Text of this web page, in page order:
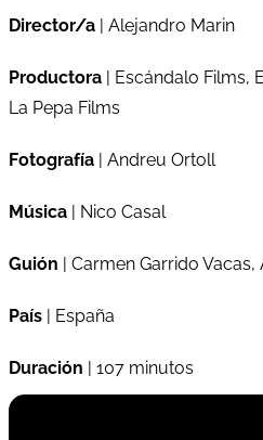
Director/a | Alejandro Marin
Productora | Escándalo Films,
La Pepa Films
Fotografía | Andreu Ortoll
Música | Nico Casal
Guión | Carmen Garrido
País | España
Duración | 107 minutos